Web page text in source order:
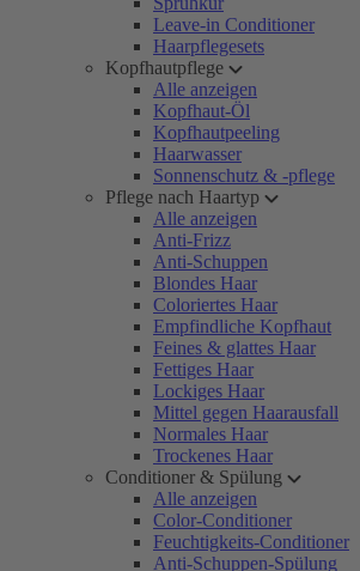
Leave-in Conditioner
Haarpflegesets
Kopfhautpflege
Alle anzeigen
Kopfhaut-Öl
Kopfhautpeeling
Haarwasser
Sonnenschutz & -pflege
Pflege nach Haartyp
Alle anzeigen
Anti-Frizz
Anti-Schuppen
Blondes Haar
Coloriertes Haar
Empfindliche Kopfhaut
Feines & glattes Haar
Fettiges Haar
Lockiges Haar
Mittel gegen Haarausfall
Normales Haar
Trockenes Haar
Conditioner & Spülung
Alle anzeigen
Color-Conditioner
Feuchtigkeits-Conditioner
Anti-Schuppen-Spülung